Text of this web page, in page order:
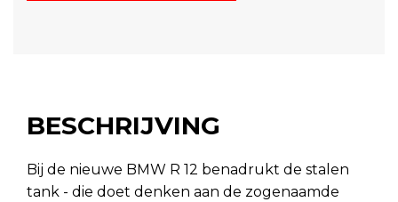
BESCHRIJVING
Bij de nieuwe BMW R 12 benadrukt de stalen
tank - die doet denken aan de zogenaamde